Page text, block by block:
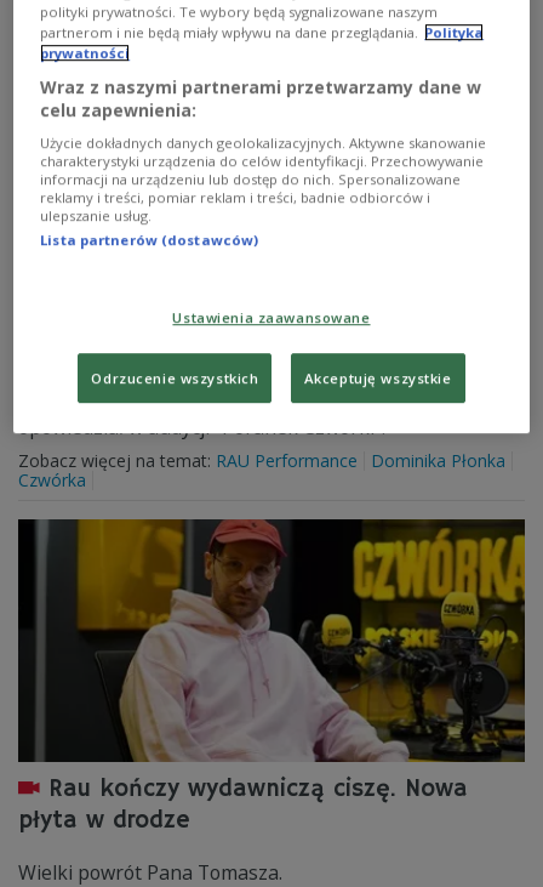
i zapowiada album
Po pięciu latach nieobecności na scenie raper
zapowiedział płytę "Strefa Dyskomfortu", o której
opowiedział w audycji "Poranek Czwórki".
Zobacz więcej na temat: RAU Performance
Dominika Płonka
Czwórka
Rau kończy wydawniczą ciszę. Nowa
płyta w drodze
Wielki powrót Pana Tomasza.
polityki prywatności. Te wybory będą sygnalizowane naszym
partnerom i nie będą miały wpływu na dane przeglądania. Polityka
prywatności
Wraz z naszymi partnerami przetwarzamy dane w
celu zapewnienia:
Użycie dokładnych danych geolokalizacyjnych. Aktywne skanowanie
charakterystyki urządzenia do celów identyfikacji. Przechowywanie
informacji na urządzeniu lub dostęp do nich. Spersonalizowane
reklamy i treści, pomiar reklam i treści, badnie odbiorców i
ulepszanie usług.
Lista partnerów (dostawców)
Ustawienia zaawansowane
Odrzucenie wszystkich Akceptuję wszystkie